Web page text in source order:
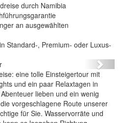
durch Namibia
an ausgewählten
Standard-, Premium- oder Luxus-
Pistenabenteuer
Next
eine tolle Einsteigertour mit
und ein paar Relaxtagen in
lieben und ein wenig
vorgeschlagene Route unserer
für Sie. Wasservorräte und